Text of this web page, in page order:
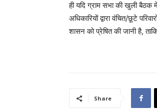
ही यदि ग्राम सभा की खुली बैठक
अधिकारियों द्वारा वंचित/छूटे
शासन को प्रेषित की जानी है,
Share